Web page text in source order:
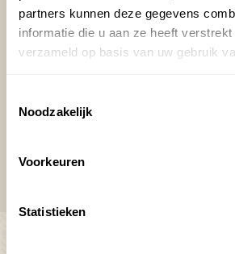
partners kunnen deze gegevens
informatie die u aan ze heeft
verzameld op basis van uw gebruik
Noodzakelijk
Voorkeuren
Statistieken